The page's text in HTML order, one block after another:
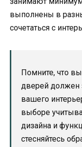
выполнены в
сочетаться с
Помните, что
дверей должен
вашего
выборе
дизайна и
стесняйтесь